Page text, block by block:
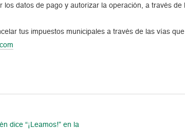
los datos de pago y autorizar la operación, a través
tus impuestos municipales a través de las vías
dice “¡Leamos!” en la